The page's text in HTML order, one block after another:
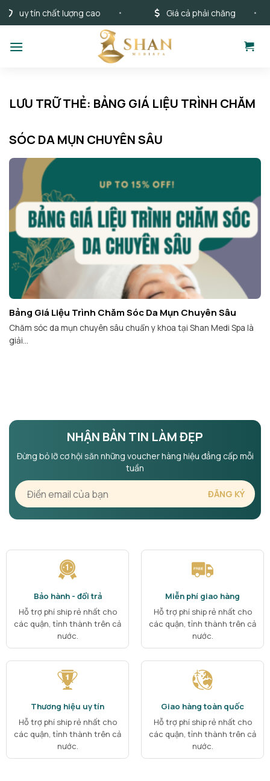
Bỏ
qua
dung
uy tín chất lượng cao Giá cả phải chăng
LƯU TRỮ THẺ: BẢNG GIÁ LIỆU TRÌNH CHĂM
SÓC DA MỤN CHUYÊN SÂU
Bảng Giá Liệu Trình Chăm Sóc Da Mụn Chuyên Sâu
Chăm sóc da mụn chuyên sâu chuẩn y khoa tại Shan Medi Spa là
giải...
NHẬN BẢN TIN LÀM ĐẸP
Đừng bỏ lỡ cơ hội săn những voucher hàng hiệu đẳng cấp mỗi
tuần
Bảo hành - đổi trả
Hỗ trợ phí ship rẻ nhất cho
các quận, tỉnh thành trên cả
nước.
Miễn phí giao hàng
Hỗ trợ phí ship rẻ nhất cho
các quận, tỉnh thành trên cả
nước.
Thương hiệu uy tín
Hỗ trợ phí ship rẻ nhất cho
các quận, tỉnh thành trên cả
nước.
Giao hàng toàn quốc
Hỗ trợ phí ship rẻ nhất cho
các quận, tỉnh thành trên cả
nước.